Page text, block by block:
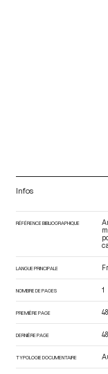
Infos
RÉFÉRENCE BIBLIOGRAPHIQUE
LANGUE PRINCIPALE
NOMBRE DE PAGES 1
PREMIÈRE PAGE 48
DERNIÈRE PAGE 48
TYPOLOGIE DOCUMENTAIRE